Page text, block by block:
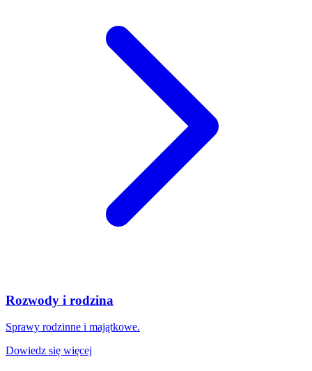
Rozwody i rodzina
Sprawy rodzinne i majątkowe.
Dowiedz się więcej